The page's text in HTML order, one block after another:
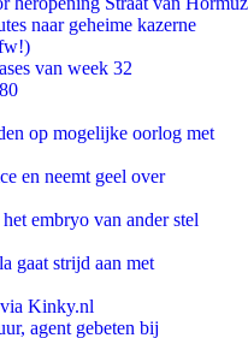
naar geheime kazerne
van week 32
op mogelijke oorlog met
en neemt geel over
embryo van ander stel
gaat strijd aan met
via Kinky.nl
agent gebeten bij